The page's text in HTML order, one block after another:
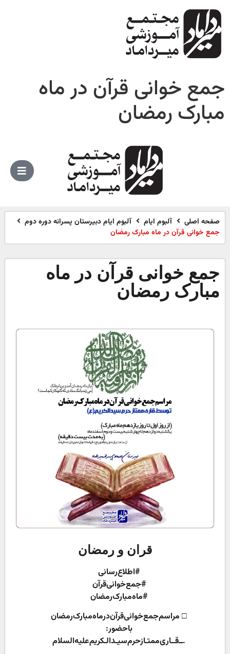
جمع خوانی قرآن در ماه
مبارک رمضان
صفحه اصلی آلبوم ایام
آلبوم ایام دبیرستان پسرانه دوره دوم
جمع خوانی قرآن در ماه مبارک رمضان
جمع خوانی قرآن در ماه
مبارک رمضان
قران و رمضان
#اطلاع‌رسانی
#جمع‌خوانی‌قرآن
#ماه‌مبارک‌رمضان
□ مراسم‌جمع‌خوانی‌قرآن‌درماه‌مبارک‌رمضان
باحضور:
.ــ‌‌قــاری‌ممتـازحرم‌سیـدالـکریم‌علیه‌السلام